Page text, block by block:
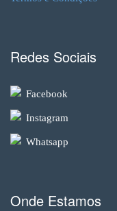
Redes Sociais
Facebook
Instagram
Whatsapp
Onde Estamos